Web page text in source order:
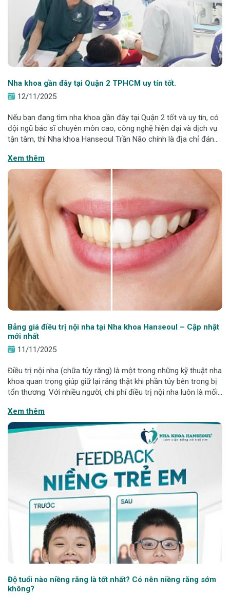
Nha khoa gần đây tại Quận 2 TPHCM uy tín tốt.
12/11/2025
Nếu bạn đang tìm nha khoa gần đây tại Quận 2 tốt và uy tín, có
đội ngũ bác sĩ chuyên môn cao, công nghệ hiện đại và dịch vụ
tận tâm, thì Nha khoa Hanseoul Trần Não chính là địa chỉ đáng
2, Hanseoul k
Xem thêm
Bảng giá điều trị nội nha tại Nha khoa Hanseoul – Cập nhật
mới nhất
11/11/2025
Điều trị nội nha (chữa tủy răng) là một trong những kỹ thuật nha
khoa quan trọng giúp giữ lại răng thật khi phần tủy bên trong bị
tổn thương. Với nhiều người, chi phí điều trị nội nha luôn là mối
viết
Xem thêm
Độ tuổi nào niềng răng là tốt nhất? Có nên niềng răng sớm
không?